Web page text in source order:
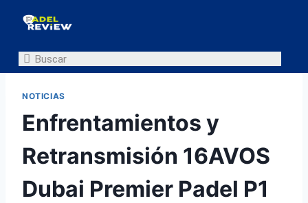
NOTICIAS
Enfrentamientos y
Retransmisión 16AVOS
Dubai Premier Padel P1